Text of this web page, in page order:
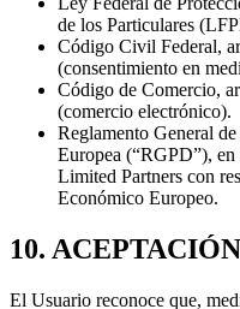
de los Particulares
Código Civil Federal,
(consentimiento en
Código de Comercio,
(comercio electrónico).
Reglamento General
Europea (“RGPD”),
Limited Partners con
Económico Europeo.
10.
El Usuario reconoce que,